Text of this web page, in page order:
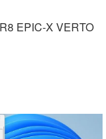
EPIC-X VERTO